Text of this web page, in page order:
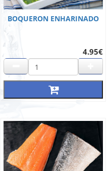
BOQUERON ENHARINADO
4.95€